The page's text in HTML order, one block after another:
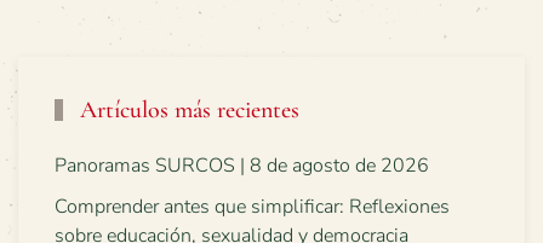
Artículos más recientes
Panoramas SURCOS | 8 de agosto de 2026
Comprender antes que simplificar: Reflexiones
sobre educación, sexualidad y democracia